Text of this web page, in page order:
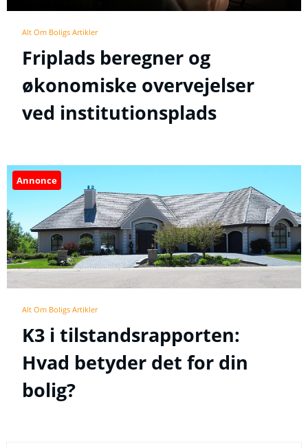
Alt Om Boligs Artikler
Friplads beregner og
økonomiske overvejelser
ved institutionsplads
Annonce
Alt Om Boligs Artikler
K3 i tilstandsrapporten:
Hvad betyder det for din
bolig?